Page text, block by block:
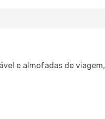
e almofadas de viagem,